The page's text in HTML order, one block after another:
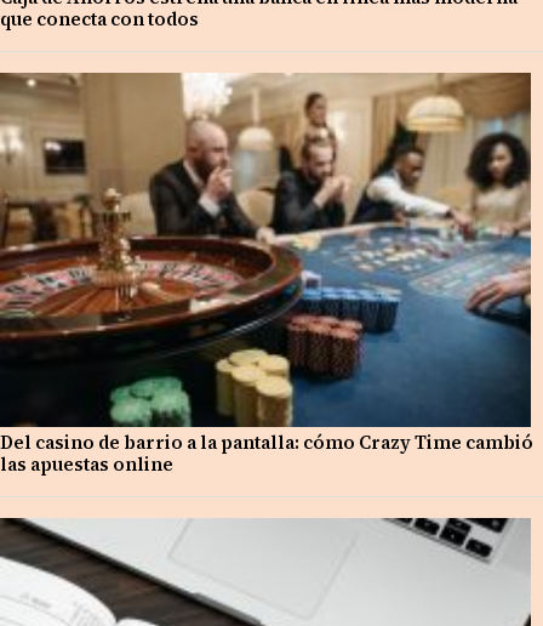
que conecta con todos
Del casino de barrio a la pantalla: cómo Crazy Time cambió
las apuestas online